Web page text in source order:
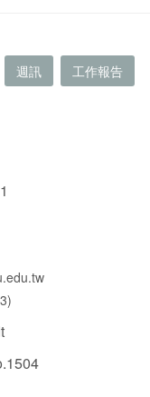
週訊 工作報告